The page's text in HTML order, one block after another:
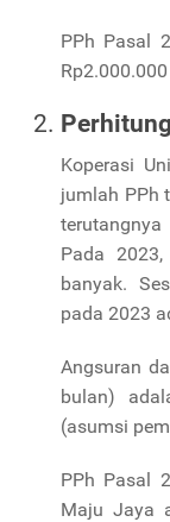
PPh Pasal
Koperasi
jumlah PPh
Pada
banyak.
pada 2023
Angsuran
bulan)
(asumsi
PPh Pasal
Maju Jaya